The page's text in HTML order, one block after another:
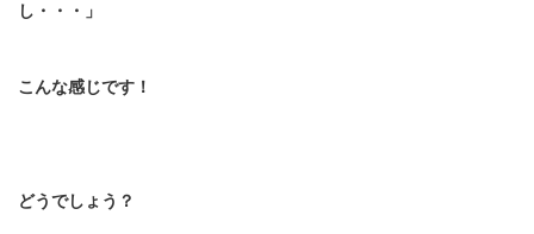
し・・・」
こんな感じです！
どうでしょう？